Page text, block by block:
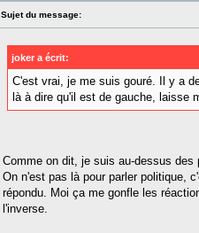
Sujet du message:
joker a écrit:
C'est vrai, je me suis gouré. Il y a
là à dire qu'il est de gauche, laisse
Comme on dit, je suis au-dessus
On n'est pas là pour parler politique,
répondu. Moi ça me gonfle les
l'inverse.